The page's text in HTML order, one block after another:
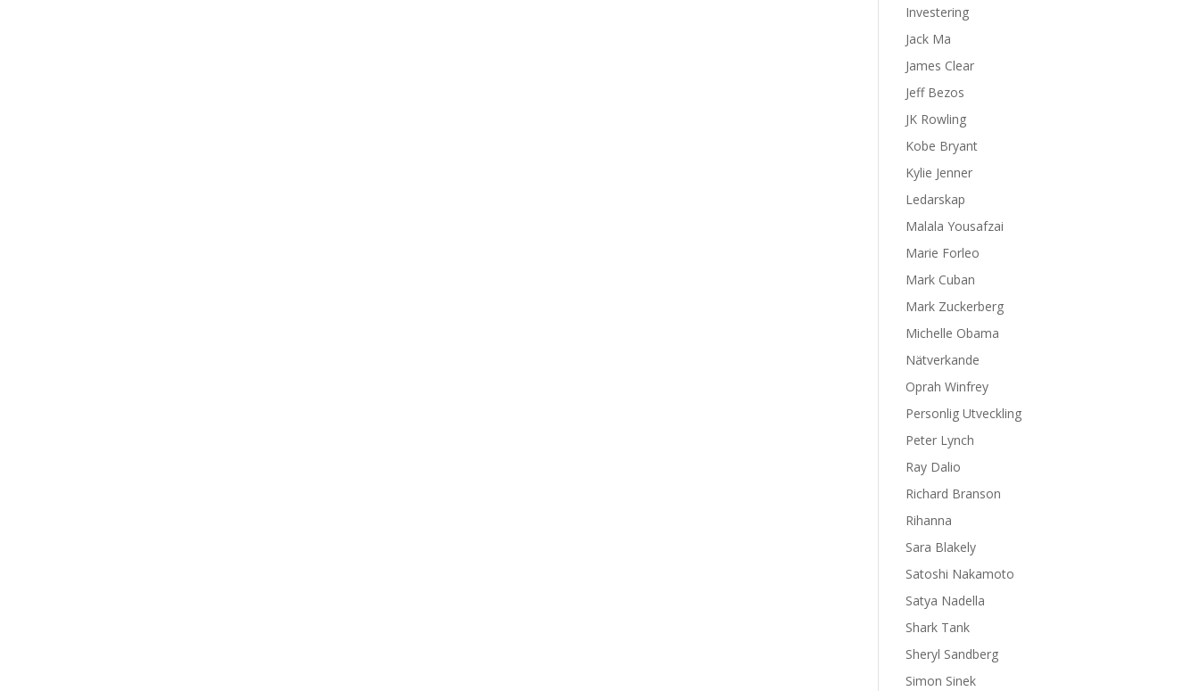
Investering
Jack Ma
James Clear
Jeff Bezos
JK Rowling
Kobe Bryant
Kylie Jenner
Ledarskap
Malala Yousafzai
Marie Forleo
Mark Cuban
Mark Zuckerberg
Michelle Obama
Nätverkande
Oprah Winfrey
Personlig Utveckling
Peter Lynch
Ray Dalio
Richard Branson
Rihanna
Sara Blakely
Satoshi Nakamoto
Satya Nadella
Shark Tank
Sheryl Sandberg
Simon Sinek